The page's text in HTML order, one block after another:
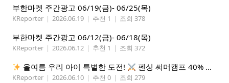
부한마켓 주간광고 06/19(금)- 06/25(목)
KReporter | 2026.06.19 | 추천 1 | 조회 378
부한마켓 주간광고 06/12(금)- 06/18(목)
KReporter | 2026.06.12 | 추천 1 | 조회 372
올여름 우리 아이 특별한 도전! 펜싱 써머캠프 40% 선착순 할인
KReporter | 2026.06.10 | 추천 0 | 조회 279